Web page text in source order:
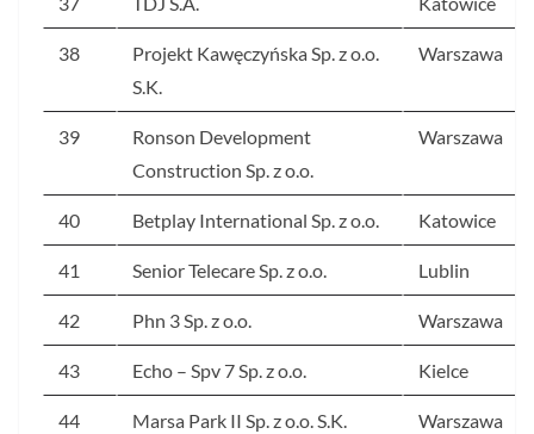
38
Projekt Kawęczyńska Sp. z o.o.
S.K.
Warszawa
39
Ronson Development
Construction Sp. z o.o.
Warszawa
40 Betplay International Sp. z o.o. Katowice
41 Senior Telecare Sp. z o.o. Lublin
42 Phn 3 Sp. z o.o. Warszawa
43 Echo – Spv 7 Sp. z o.o. Kielce
44 Marsa Park II Sp. z o.o. S.K. Warszawa